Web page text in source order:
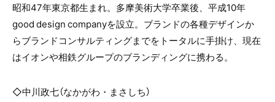
昭和47年東京都生まれ。多摩美術大学卒業後、平成10年
good design companyを設立。ブランドの各種デザインか
らブランドコンサルティングまでをトータルに手掛け、現在
はイオンや相鉄グループのブランディングに携わる。
◇中川政七（なかがわ・まさしち）